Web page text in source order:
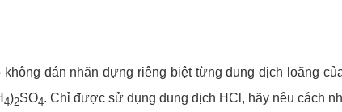
không dán nhãn đựng riêng biệt từng dung dịch loãng
4)2SO4. Chỉ được sử dụng dung dịch HCl, hãy nêu cách